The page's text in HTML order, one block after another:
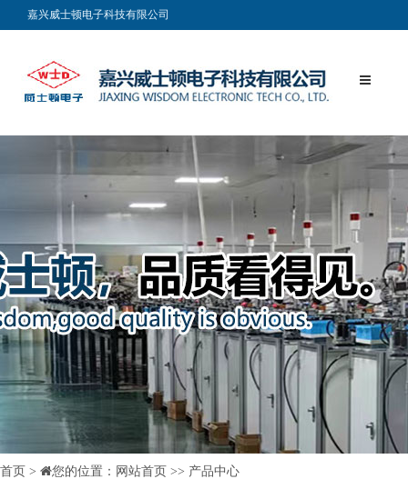
嘉兴威士顿电子科技有限公司发布社会责任报告
嘉兴威士顿电子科技有限公司发布企业质量诚信报告
热烈祝贺: “威士顿电子”成立10周年！
运用信息科技力量 关爱老年人安全
博敏电子技术工艺获各界认可
北京电子科技职业学院师生“亚龙杯”全国智能楼宇和电梯安装维修职业技
能竞赛中获奖
仪表行业协会电工仪器仪表分会第六届理事会
公司作为行业标准的主要起草单位，参加了新的微型电流互感器和微型电
压互感器标准的修订
公司又一款新产品通过国家电工仪器仪表质量监督检验中心的检测
威士顿互感器经国家权威机构检验合格
热烈祝贺嘉兴威士顿电子科技有限公司成为“推进质量兴企，打造诚信自
热烈祝贺嘉兴威士顿电子科技有限公司网站正式开通
2012年第二十四届中国电工仪器仪表发展论坛暨展会
WSD-701 微型电流互感器/Current Transformer
WSD-702 微型电流互感器/Current Transformer
WSD-703 微型电流互感器/Current Transformer
WSD-703P 微型电流互感器/Current Transformer
WSD-704 微型电流互感器/Current Transformer
WSD-705 微型电流互感器/Current Transformer
WSD-706 微型电流互感器/Current Transformer
WSD-707 微型电流互感器/Current Transformer
WSD-707-U 微型电流互感器/Current Transformer
WSD-708-U 微型电流互感器/Current Transformer
WSD-708-1-U 微型电流互感器/Current Transformer
WSD-709 微型电流互感器/Current Transformer
WSD-710 微型电流互感器/Current Transformer
WSD-711 微型电流互感器/Current Transformer
WSD-711-1 微型电流互感器/Current Transformer
嘉兴威士顿电子科技有限公司
首页 > 您的位置： 网站首页 >> 产品中心